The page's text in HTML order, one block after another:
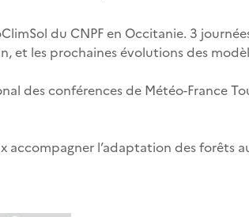
du CNPF en Occitanie. 3
et les prochaines évolutions des
des conférences de Météo-France
l’adaptation des forêts